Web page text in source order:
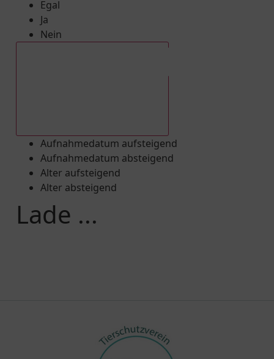
Egal
Ja
Nein
Aufnahmedatum aufsteigend
Aufnahmedatum absteigend
Alter aufsteigend
Alter absteigend
Lade ...